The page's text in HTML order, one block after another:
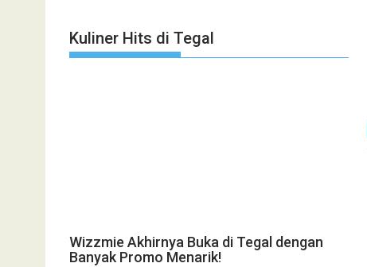
Kuliner Hits di Tegal
Wizzmie Akhirnya Buka di Tegal dengan
Banyak Promo Menarik!